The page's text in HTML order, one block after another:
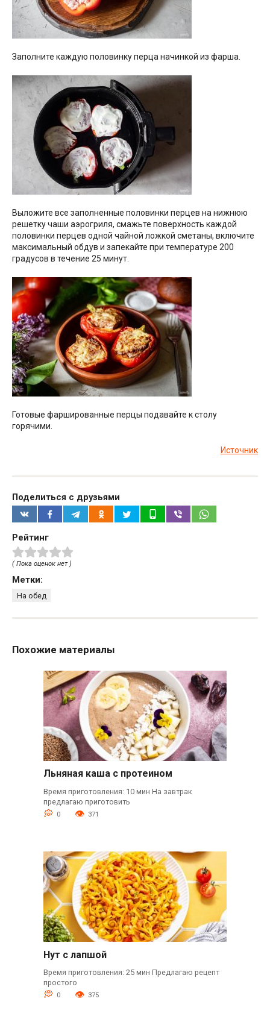
Заполните каждую половинку перца начинкой из фарша.
Выложите все заполненные половинки перцев на нижнюю
решетку чаши аэрогриля, смажьте поверхность каждой
половинки перцев одной чайной ложкой сметаны, включите
максимальный обдув и запекайте при температуре 200
градусов в течение 25 минут.
Готовые фаршированные перцы подавайте к столу
горячими.
Источник
Поделиться с друзьями
Рейтинг
( Пока оценок нет )
Метки:
На обед
Похожие материалы
Льняная каша с протеином
Время приготовления: 10 мин На завтрак
предлагаю приготовить
0 371
Нут с лапшой
Время приготовления: 25 мин Предлагаю рецепт
простого
0 375